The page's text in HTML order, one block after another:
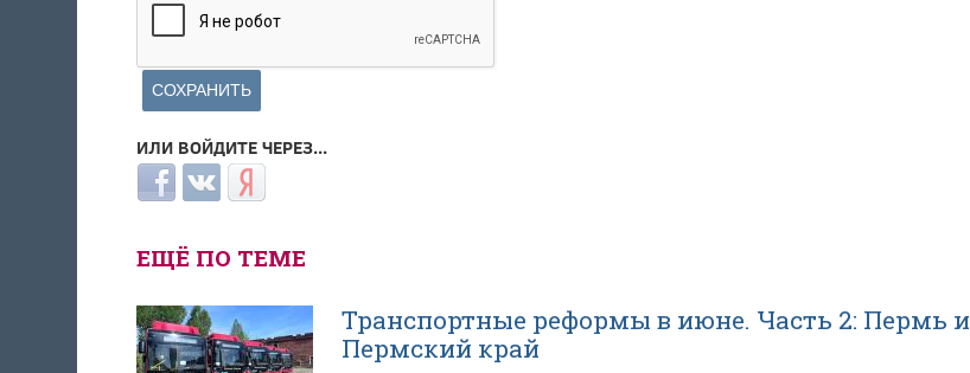
ИЛИ ВОЙДИТЕ ЧЕРЕЗ...
Login with Facebook
Login with ВКонтакте
Login with Яндекс
ЕЩЁ ПО ТЕМЕ
Транспортные реформы в июне. Часть 2: Пермь и
Пермский край